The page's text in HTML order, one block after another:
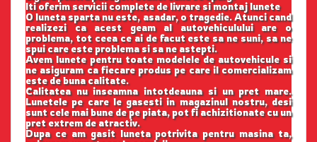
Iti oferim servicii complete de livrare si montaj lunete
O luneta sparta nu este, asadar, o tragedie. Atunci cand
realizezi ca acest geam al autovehiculului are o
problema, tot ceea ce ai de facut este sa ne suni, sa ne
spui care este problema si sa ne astepti.
Avem lunete pentru toate modelele de autovehicule si
ne asiguram ca fiecare produs pe care il comercializam
este de buna calitate.
Calitatea nu inseamna intotdeauna si un pret mare.
Lunetele pe care le gasesti in magazinul nostru, desi
sunt cele mai bune de pe piata, pot fi achizitionate cu un
pret extrem de atractiv.
Dupa ce am gasit luneta potrivita pentru masina ta,